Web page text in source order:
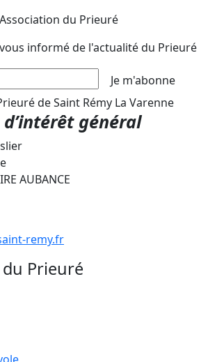
du Prieuré
informé de l'actualité du Prieuré
Je m'abonne
général
AUBANCE
remy.fr
du Prieuré